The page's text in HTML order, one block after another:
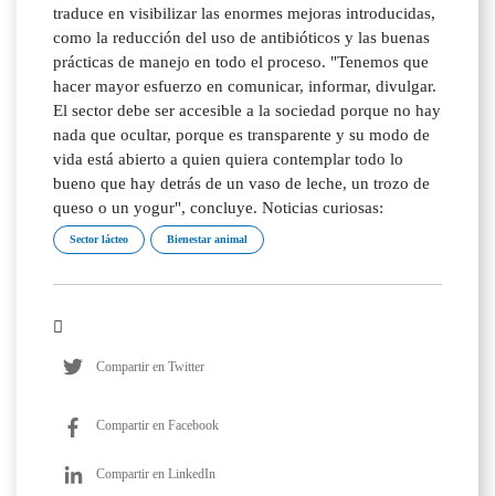
traduce en visibilizar las enormes mejoras introducidas,
como la reducción del uso de antibióticos y las buenas
prácticas de manejo en todo el proceso. "Tenemos que
hacer mayor esfuerzo en comunicar, informar, divulgar.
El sector debe ser accesible a la sociedad porque no hay
nada que ocultar, porque es transparente y su modo de
vida está abierto a quien quiera contemplar todo lo
bueno que hay detrás de un vaso de leche, un trozo de
queso o un yogur", concluye. Noticias curiosas:
Sector lácteo Bienestar animal
Compartir en Twitter
Compartir en Facebook
Compartir en LinkedIn